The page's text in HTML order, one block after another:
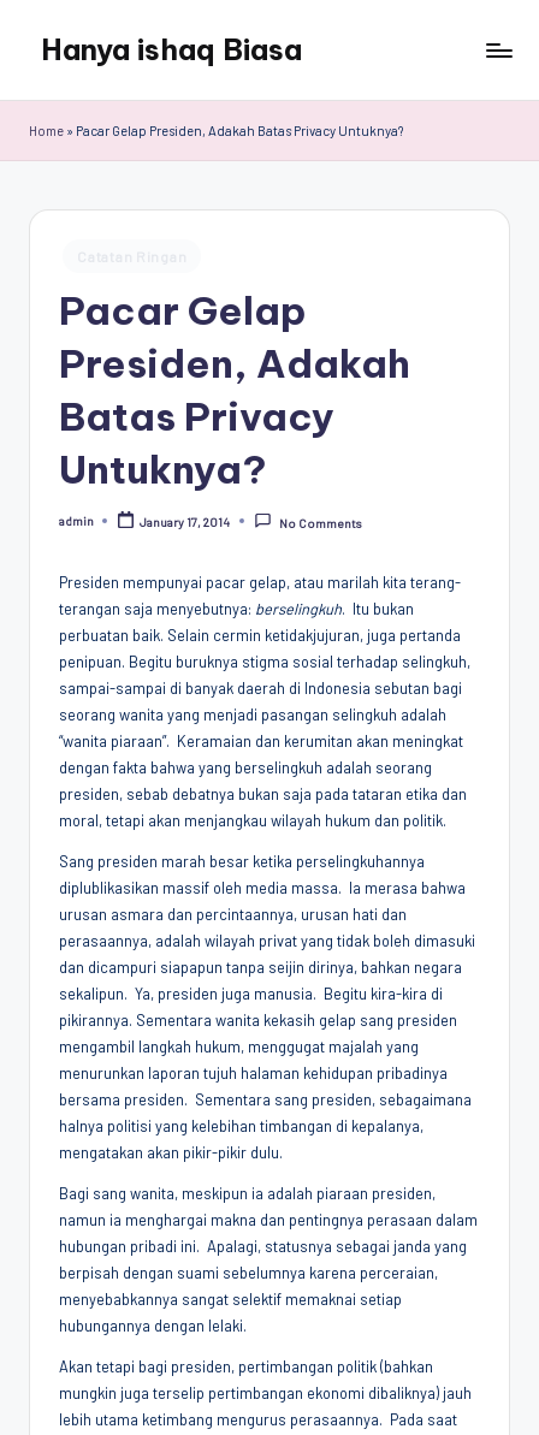
content
Hanya ishaq Biasa
Humas
Center
Peace,
(CPCD)
Hasanuddin,
Komunitas
Akademik
Diplomasi
Kota
Indonesia
Home » Pacar Gelap Presiden, Adakah Batas Privacy Untuknya?
Pacar Gelap
Presiden, Adakah
Batas Privacy
Untuknya?
Posted
admin January 17, 2014 No Comments
Presiden mempunyai pacar gelap, atau marilah kita terang-
terangan saja menyebutnya: berselingkuh. Itu bukan
perbuatan baik. Selain cermin ketidakjujuran, juga pertanda
penipuan. Begitu buruknya stigma sosial terhadap selingkuh,
sampai-sampai di banyak daerah di Indonesia sebutan bagi
seorang wanita yang menjadi pasangan selingkuh adalah
“wanita piaraan”. Keramaian dan kerumitan akan meningkat
dengan fakta bahwa yang berselingkuh adalah seorang
presiden, sebab debatnya bukan saja pada tataran etika dan
moral, tetapi akan menjangkau wilayah hukum dan politik.
Sang presiden marah besar ketika perselingkuhannya
diplublikasikan massif oleh media massa. Ia merasa bahwa
urusan asmara dan percintaannya, urusan hati dan
perasaannya, adalah wilayah privat yang tidak boleh dimasuki
dan dicampuri siapapun tanpa seijin dirinya, bahkan negara
sekalipun. Ya, presiden juga manusia. Begitu kira-kira di
pikirannya. Sementara wanita kekasih gelap sang presiden
mengambil langkah hukum, menggugat majalah yang
menurunkan laporan tujuh halaman kehidupan pribadinya
bersama presiden. Sementara sang presiden, sebagaimana
halnya politisi yang kelebihan timbangan di kepalanya,
mengatakan akan pikir-pikir dulu.
Bagi sang wanita, meskipun ia adalah piaraan presiden,
namun ia menghargai makna dan pentingnya perasaan dalam
hubungan pribadi ini. Apalagi, statusnya sebagai janda yang
berpisah dengan suami sebelumnya karena perceraian,
menyebabkannya sangat selektif memaknai setiap
hubungannya dengan lelaki.
Akan tetapi bagi presiden, pertimbangan politik (bahkan
mungkin juga terselip pertimbangan ekonomi dibaliknya) jauh
lebih utama ketimbang mengurus perasaannya. Pada saat